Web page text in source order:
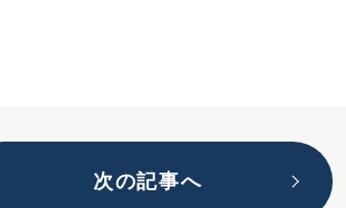
次の記事へ